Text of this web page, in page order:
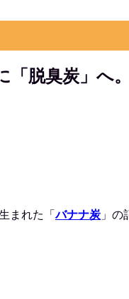
脱臭炭」へ
まれた「バナナ炭 」の